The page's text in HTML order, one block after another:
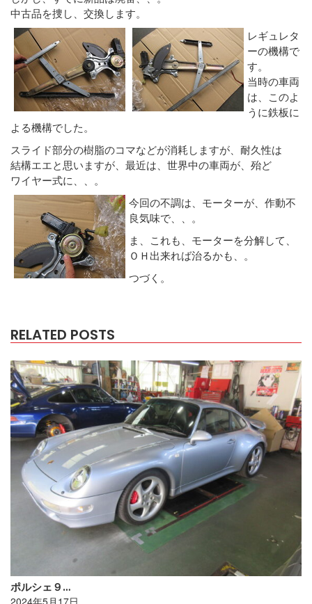
中古品を捜し、交換します。
レギュレタ
ーの機構で
す。
当時の車両
は、このよ
うに鉄板に
よる機構でした。
スライド部分の樹脂のコマなどが消耗しますが、耐久性は
結構エエと思いますが、最近は、世界中の車両が、殆ど
ワイヤー式に、、。
今回の不調は、モーターが、作動不
良気味で、、。
ま、これも、モーターを分解して、
ＯＨ出来れば治るかも、。
つづく。
RELATED POSTS
ポルシェ９…
2024年5月17日